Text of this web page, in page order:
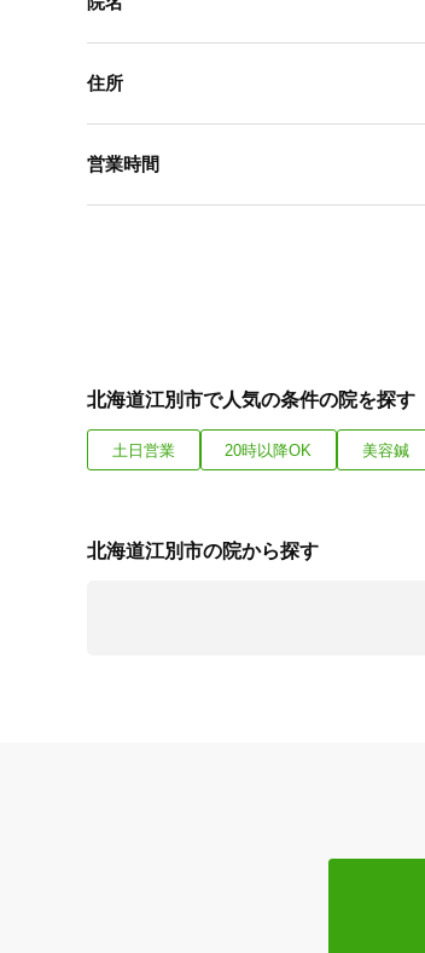
住所
営業時間
北海道江別市で人気の条件の院を探す
土日営業 20時以降OK 美容鍼
北海道江別市の院から探す